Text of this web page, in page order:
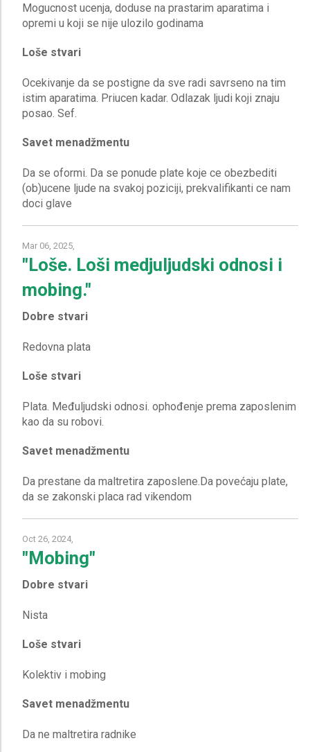
Mogucnost ucenja, doduse na prastarim aparatima i
Loše stvari
Ocekivanje da se postigne da sve radi savrseno na tim
istim aparatima. Priucen kadar. Odlazak ljudi koji znaju
Savet menadžmentu
Da se oformi. Da se ponude plate koje ce obezbediti
(ob)ucene ljude na svakoj poziciji, prekvalifikanti ce nam
Mar 06, 2025,
"Loše. Loši medjuljudski odnosi i
mobing."
Dobre stvari
Loše stvari
Plata. Međuljudski odnosi. ophođenje prema zaposlenim
Savet menadžmentu
Da prestane da maltretira zaposlene.Da povećaju plate,
Oct 26, 2024,
"Mobing"
Dobre stvari
Loše stvari
Savet menadžmentu